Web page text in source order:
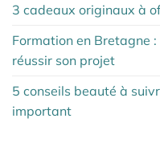
3 cadeaux originaux à
Formation en Bretagne
réussir son projet
5 conseils beauté à
important